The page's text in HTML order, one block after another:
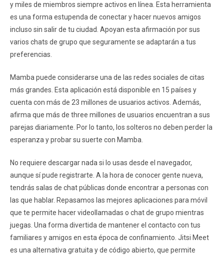
y miles de miembros siempre activos en línea. Esta herramienta
es una forma estupenda de conectar y hacer nuevos amigos
incluso sin salir de tu ciudad. Apoyan esta afirmación por sus
varios chats de grupo que seguramente se adaptarán a tus
preferencias.
Mamba puede considerarse una de las redes sociales de citas
más grandes. Esta aplicación está disponible en 15 países y
cuenta con más de 23 millones de usuarios activos. Además,
afirma que más de three millones de usuarios encuentran a sus
parejas diariamente. Por lo tanto, los solteros no deben perder la
esperanza y probar su suerte con Mamba.
No requiere descargar nada si lo usas desde el navegador,
aunque sí pude registrarte. A la hora de conocer gente nueva,
tendrás salas de chat públicas donde encontrar a personas con
las que hablar. Repasamos las mejores aplicaciones para móvil
que te permite hacer videollamadas o chat de grupo mientras
juegas. Una forma divertida de mantener el contacto con tus
familiares y amigos en esta época de confinamiento. Jitsi Meet
es una alternativa gratuita y de código abierto, que permite